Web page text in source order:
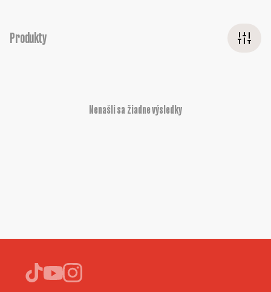
Produkty
Nenašli sa žiadne výsledky